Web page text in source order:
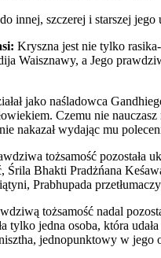
innej, szczerej i starszej
Kryszna jest nie tylko
Waisznawy, a Jego
jako naśladowca
Czemu nie
nakazał wydając mu
tożsamość pozostała
Śrila Bhakti Pradżńana
Prabhupada
tożsamość nadal
tylko jedna osoba, która
jednopunktowy w jego